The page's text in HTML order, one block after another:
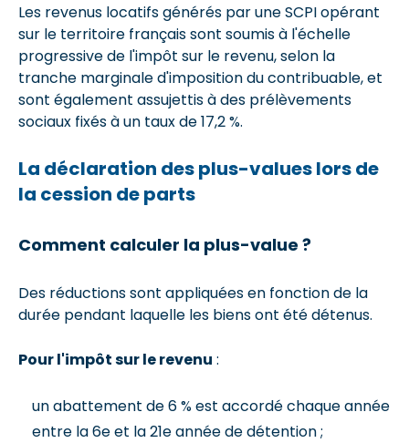
Les revenus locatifs générés par une SCPI opérant
sur le territoire français sont soumis à l'échelle
progressive de l'impôt sur le revenu, selon la
tranche marginale d'imposition du contribuable, et
sont également assujettis à des prélèvements
sociaux fixés à un taux de 17,2 %.
La déclaration des plus-values lors de
la cession de parts
Comment calculer la plus-value ?
Des réductions sont appliquées en fonction de la
durée pendant laquelle les biens ont été détenus.
Pour l'impôt sur le revenu :
un abattement de 6 % est accordé chaque année
entre la 6e et la 21e année de détention ;